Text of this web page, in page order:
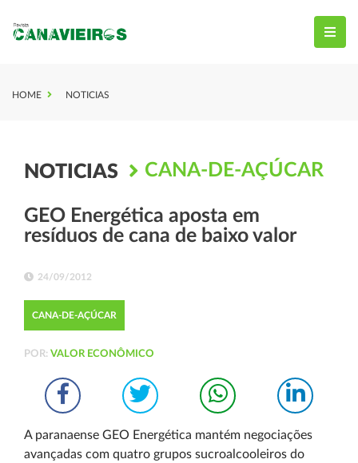
HOME NOTICIAS
NOTICIAS CANA-DE-AÇÚCAR
GEO Energética aposta em
resíduos de cana de baixo valor
24/09/2012
CANA-DE-AÇÚCAR
POR: VALOR ECONÔMICO
A paranaense GEO Energética mantém negociações
avançadas com quatro grupos sucroalcooleiros do